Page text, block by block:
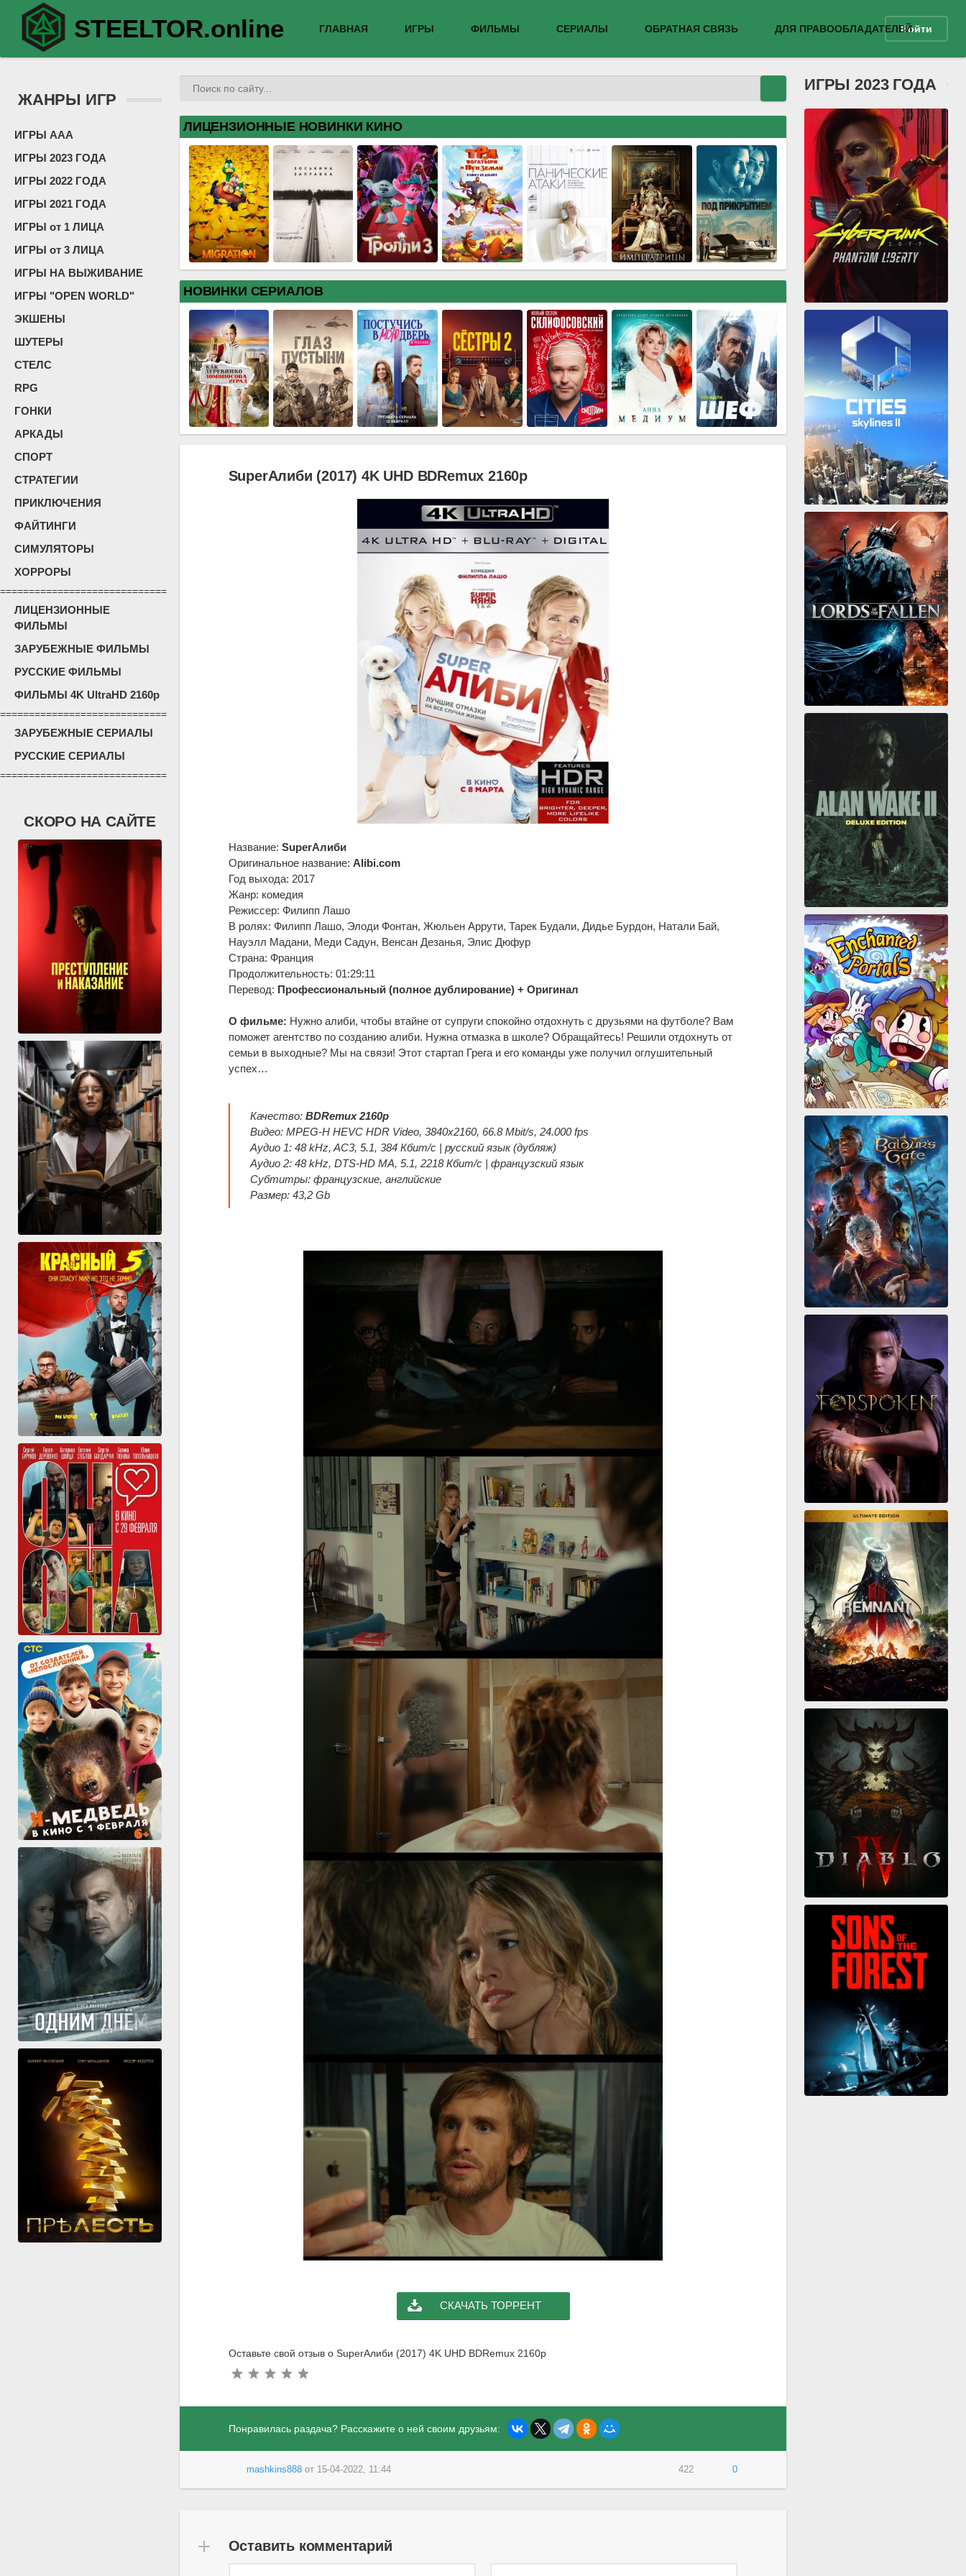
STEELTOR.online ГЛАВНАЯ ИГРЫ ФИЛЬМЫ СЕРИАЛЫ ОБРАТНАЯ СВЯЗЬ ДЛЯ ПРАВООБЛАДАТЕЛЕЙВойти
ЖАНРЫ ИГР
ИГРЫ ААА
ИГРЫ 2023 ГОДА
ИГРЫ 2022 ГОДА
ИГРЫ 2021 ГОДА
ИГРЫ от 1 ЛИЦА
ИГРЫ от 3 ЛИЦА
ИГРЫ НА ВЫЖИВАНИЕ
ИГРЫ "OPEN WORLD"
ЭКШЕНЫ
ШУТЕРЫ
СТЕЛС
RPG
ГОНКИ
АРКАДЫ
СПОРТ
СТРАТЕГИИ
ПРИКЛЮЧЕНИЯ
ФАЙТИНГИ
СИМУЛЯТОРЫ
ХОРРОРЫ
=============================
ЛИЦЕНЗИОННЫЕ
ФИЛЬМЫ
ЗАРУБЕЖНЫЕ ФИЛЬМЫ
РУССКИЕ ФИЛЬМЫ
ФИЛЬМЫ 4K UltraHD 2160p
=============================
ЗАРУБЕЖНЫЕ СЕРИАЛЫ
РУССКИЕ СЕРИАЛЫ
=============================
СКОРО НА САЙТЕ
ЛИЦЕНЗИОННЫЕ НОВИНКИ КИНО
НОВИНКИ СЕРИАЛОВ
SuperАлиби (2017) 4K UHD BDRemux 2160p
Название: SuperАлиби
Оригинальное название: Alibi.com
Год выхода: 2017
Жанр: комедия
Режиссер: Филипп Лашо
В ролях: Филипп Лашо, Элоди Фонтан, Жюльен Аррути, Тарек Будали, Дидье Бурдон, Натали Бай,
Науэлл Мадани, Меди Садун, Венсан Дезанья, Элис Дюфур
Страна: Франция
Продолжительность: 01:29:11
Перевод: Профессиональный (полное дублирование) + Оригинал
О фильме: Нужно алиби, чтобы втайне от супруги спокойно отдохнуть с друзьями на футболе? Вам
поможет агентство по созданию алиби. Нужна отмазка в школе? Обращайтесь! Решили отдохнуть от
семьи в выходные? Мы на связи! Этот стартап Грега и его команды уже получил оглушительный
успех…
Качество: BDRemux 2160p
Видео: MPEG-H HEVC HDR Video, 3840x2160, 66.8 Mbit/s, 24.000 fps
Аудио 1: 48 kHz, AC3, 5.1, 384 Кбит/с | русский язык (дубляж)
Аудио 2: 48 kHz, DTS-HD MA, 5.1, 2218 Кбит/с | французский язык
Субтитры: французские, английские
Размер: 43,2 Gb
СКАЧАТЬ ТОРРЕНТ
Оставьте свой отзыв о SuperАлиби (2017) 4K UHD BDRemux 2160p
Понравилась раздача? Расскажите о ней своим друзьям:
422 0
mashkins888от 15-04-2022, 11:44
Оставить комментарий
ИГРЫ 2023 ГОДА